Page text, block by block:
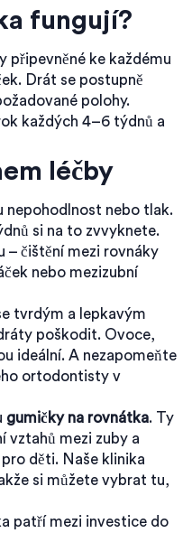
fungují?
připevněné ke každému
Drát se postupně
polohy.
každých 4–6 týdnů a
léčby
nepohodlnost nebo tlak.
si na to zvvyknete.
– čištění mezi rovnáky
nebo mezizubní
tvrdým a lepkavým
poškodit. Ovoce,
ideální. A nezapomeňte
ortodontisty v
gumičky na rovnátka. Ty
vztahů mezi zuby a
děti. Naše klinika
si můžete vybrat tu,
patří mezi investice do